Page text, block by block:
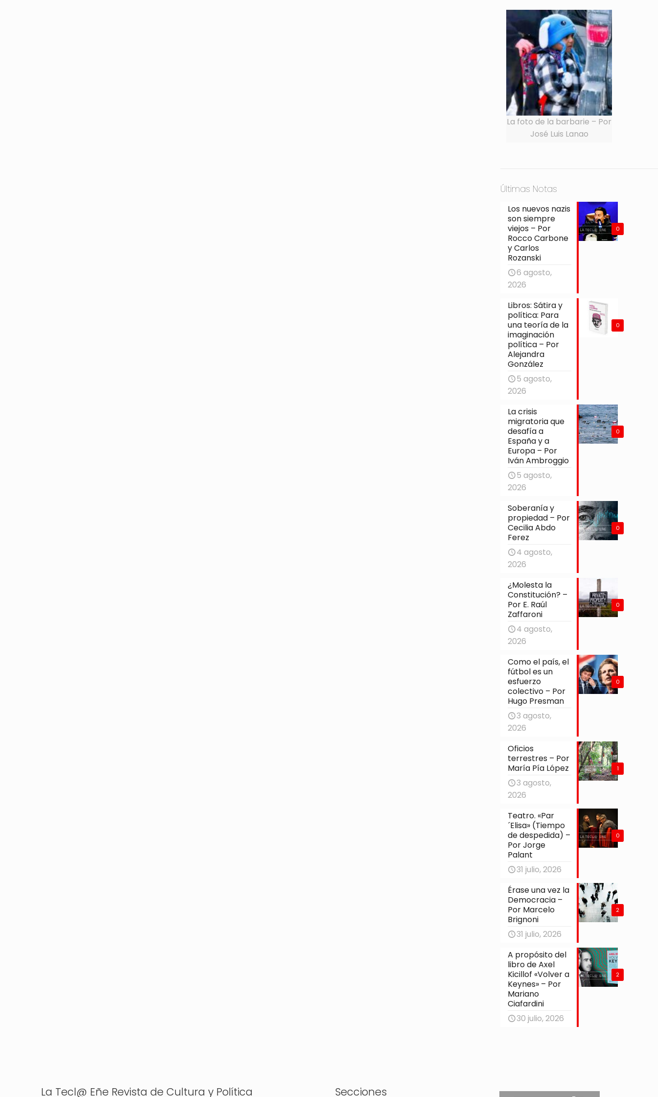
La foto de la barbarie – Por
José Luis Lanao
Últimas Notas
0
Los nuevos nazis
son siempre
viejos – Por
Rocco Carbone
y Carlos
Rozanski
6 agosto,
2026
0
Libros: Sátira y
política: Para
una teoría de la
imaginación
política – Por
Alejandra
González
5 agosto,
2026
0
La crisis
migratoria que
desafía a
España y a
Europa – Por
Iván Ambroggio
5 agosto,
2026
0
Soberanía y
propiedad – Por
Cecilia Abdo
Ferez
4 agosto,
2026
0
¿Molesta la
Constitución? –
Por E. Raúl
Zaffaroni
4 agosto,
2026
0
Como el país, el
fútbol es un
esfuerzo
colectivo – Por
Hugo Presman
3 agosto,
2026
1
Oficios
terrestres – Por
María Pía López
3 agosto,
2026
0
Teatro. «Par
´Elisa» (Tiempo
de despedida) –
Por Jorge
Palant
31 julio, 2026
2
Érase una vez la
Democracia –
Por Marcelo
Brignoni
31 julio, 2026
2
A propósito del
libro de Axel
Kicillof «Volver a
Keynes» – Por
Mariano
Ciafardini
30 julio, 2026
La Tecl@ Eñe Revista de Cultura y Política Secciones